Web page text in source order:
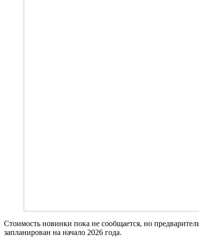
Стоимость новинки пока не сообщается, но
запланирован на начало 2026 года.